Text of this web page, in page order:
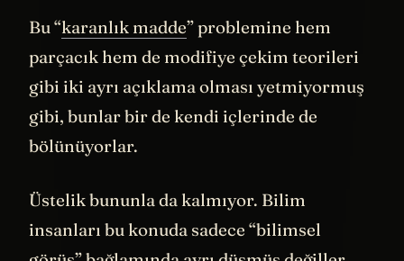
Bu “ karanlık madde ” problemine hem
parçacık hem de modifiye çekim teorileri
gibi iki ayrı açıklama olması yetmiyormuş
gibi, bunlar bir de kendi içlerinde de
bölünüyorlar.
Üstelik bununla da kalmıyor. Bilim
insanları bu konuda sadece “bilimsel